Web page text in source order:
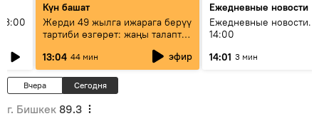
Күн башат
Жерди 49 жылга ижарага берүү
тартиби өзгөрөт: жаңы талаптар
13:04 44 мин эфир
Ежедневные новости
Ежедневные новости.
14:00
14:01 3 мин
Вчера Сегодня
г. Бишкек 89.3